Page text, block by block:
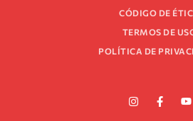
CÓDIGO DE
TERMOS DE
POLÍTICA DE